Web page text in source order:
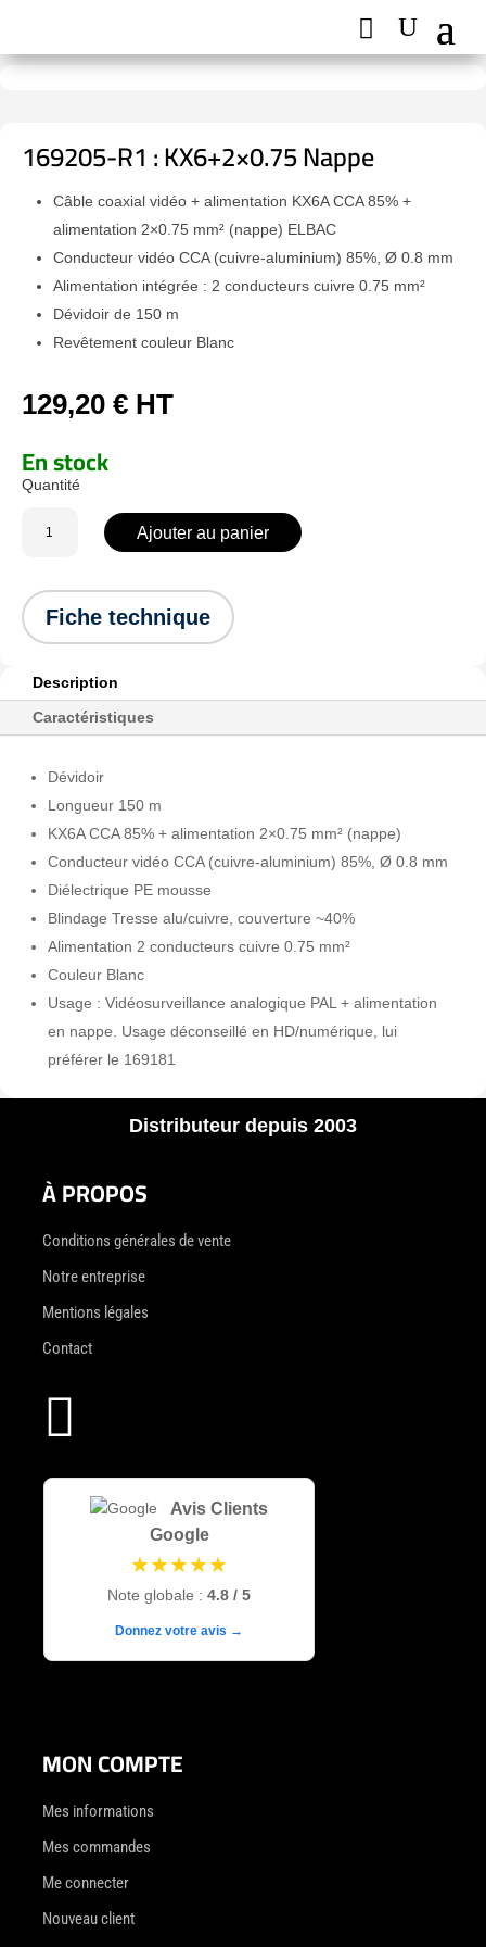
169205-R1 : KX6+2×0.75 Nappe
Câble coaxial vidéo + alimentation KX6A CCA 85% +
alimentation 2×0.75 mm² (nappe) ELBAC
Conducteur vidéo CCA (cuivre-aluminium) 85%, Ø 0.8 mm
Alimentation intégrée : 2 conducteurs cuivre 0.75 mm²
Dévidoir de 150 m
Revêtement couleur Blanc
129,20 € HT
En stock
R1
KX6+2×0.75
Ajouter au panier
Fiche technique
Description
Caractéristiques
Dévidoir
Longueur 150 m
KX6A CCA 85% + alimentation 2×0.75 mm² (nappe)
Conducteur vidéo CCA (cuivre-aluminium) 85%, Ø 0.8 mm
Diélectrique PE mousse
Blindage Tresse alu/cuivre, couverture ~40%
Alimentation 2 conducteurs cuivre 0.75 mm²
Couleur Blanc
Usage : Vidéosurveillance analogique PAL + alimentation
en nappe. Usage déconseillé en HD/numérique, lui
préférer le 169181
Distributeur depuis 2003
À PROPOS
Conditions générales de vente
Notre entreprise
Mentions légales
Contact

Avis Clients
Google
★★★★★
Note globale : 4.8 / 5
Donnez votre avis →
MON COMPTE
Mes informations
Mes commandes
Me connecter
Nouveau client